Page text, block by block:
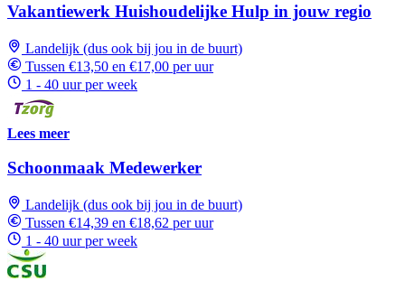
Vakantiewerk Huishoudelijke Hulp in jouw regio
Landelijk (dus ook bij jou in de buurt)
Tussen €13,50 en €17,00 per uur
1 - 40 uur per week
Lees meer
Schoonmaak Medewerker
Landelijk (dus ook bij jou in de buurt)
Tussen €14,39 en €18,62 per uur
1 - 40 uur per week